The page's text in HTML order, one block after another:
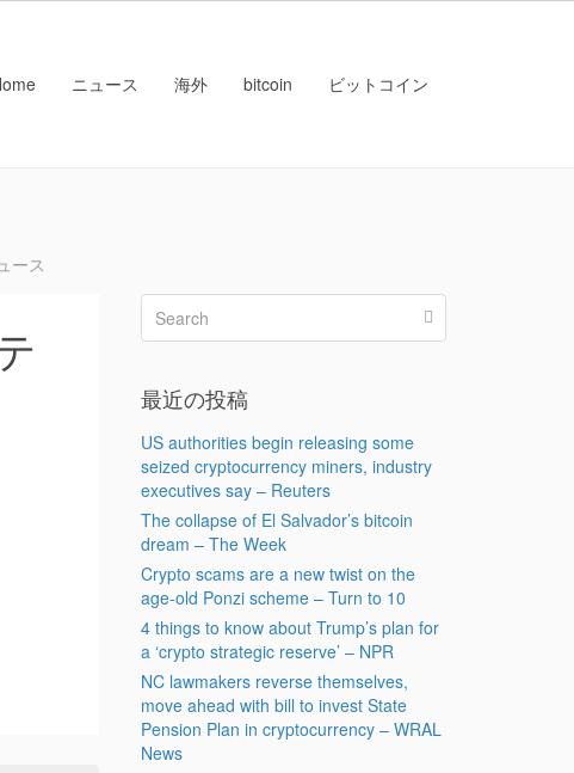
ニュース 海外 bitcoin ビットコイン
ース
最近の投稿
US authorities begin releasing some
seized cryptocurrency miners, industry
executives say – Reuters
The collapse of El Salvador’s bitcoin
dream – The Week
Crypto scams are a new twist on the
age-old Ponzi scheme – Turn to 10
4 things to know about Trump’s plan for
a ‘crypto strategic reserve’ – NPR
NC lawmakers reverse themselves,
move ahead with bill to invest State
Pension Plan in cryptocurrency – WRAL
News